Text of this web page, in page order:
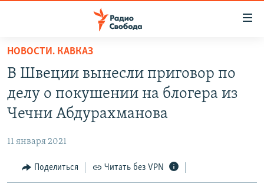
упрощенного
доступа
основному
Вернутся
ПОДКАСТЫ
АВТОРСКИЕ ПРОЕКТЫ
МНЕНИЯ
КУЛЬТУРА
НОВОСТИ. КАВКАЗ
В Швеции вынесли приговор по
делу о покушении на блогера из
Чечни Абдурахманова
11 января 2021
Поделиться Читать без VPN